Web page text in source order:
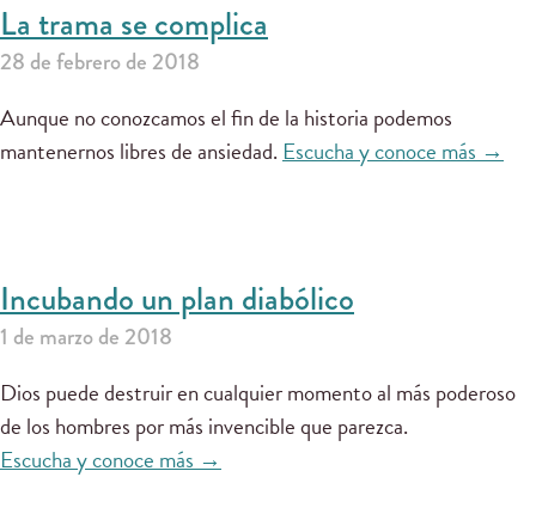
La trama se complica
28 de febrero de 2018
Aunque no conozcamos el fin de la historia podemos
mantenernos libres de ansiedad.Escucha y conoce más →
Incubando un plan diabólico
1 de marzo de 2018
Dios puede destruir en cualquier momento al más poderoso
de los hombres por más invencible que parezca.
Escucha y conoce más →